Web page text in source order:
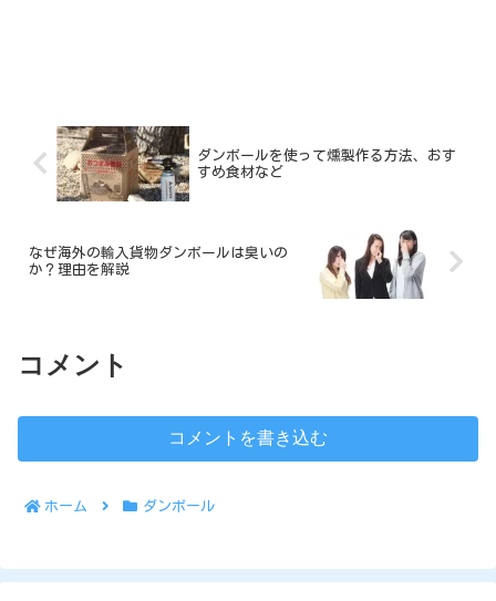
ダンボールを使って燻製作る方法、おす
すめ食材など
なぜ海外の輸入貨物ダンボールは臭いの
か？理由を解説
コメント
コメントを書き込む
ホーム ダンボール